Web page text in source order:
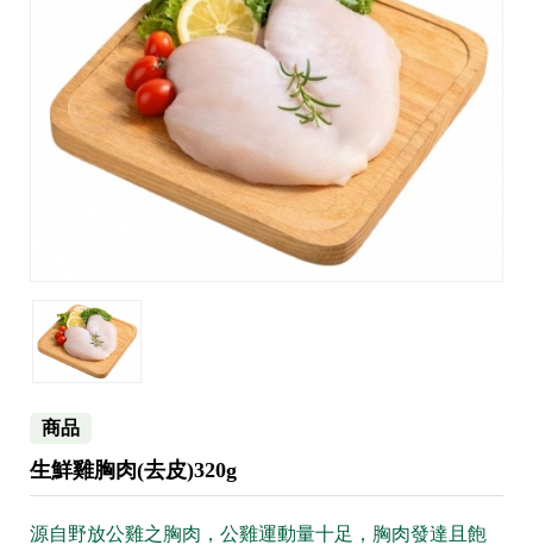
商品
生鮮雞胸肉(去皮)320g
源自野放公雞之胸肉，公雞運動量十足，胸肉發達且飽